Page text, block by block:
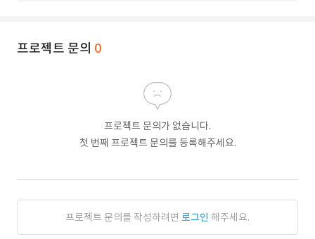
프로젝트 문의 0
프로젝트 문의가 없습니다.
첫 번째 프로젝트 문의를 등록해주세요.
프로젝트 문의를 작성하려면 로그인 해주세요.